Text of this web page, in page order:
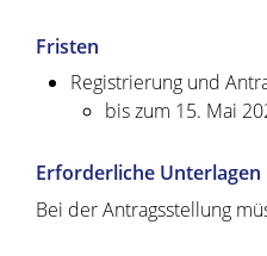
Fristen
Registrierung und
bis zum 15. Mai
Erforderliche Unterlagen
Bei der Antragsstellung